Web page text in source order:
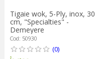
Tigaie wok, 5-Ply, inox, 30
cm, "Specialties" -
Demeyere
Cod: 50930
(0)